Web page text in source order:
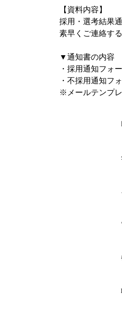
【資料内容】
採用・選考結果
素早くご連絡す
▼通知書の内容
・採用通知フォ
・不採用通知フ
※メールテンプレ